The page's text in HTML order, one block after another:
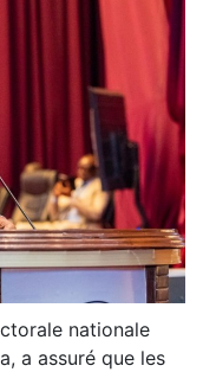
nationale
a assuré que les